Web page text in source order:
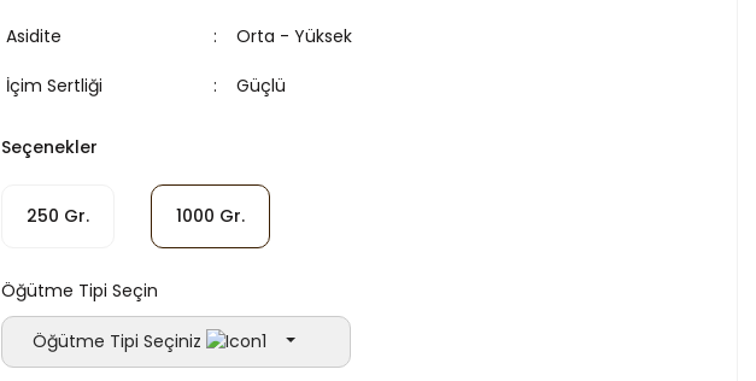
Asidite Orta - Yüksek
İçim Sertliği Güçlü
Seçenekler
250 Gr. 1000 Gr.
Öğütme Tipi Seçin
Öğütme Tipi Seçiniz